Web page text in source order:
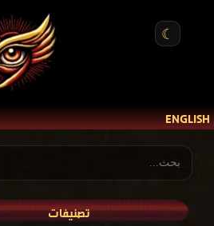
☾
ENGLISH
تصنيفات